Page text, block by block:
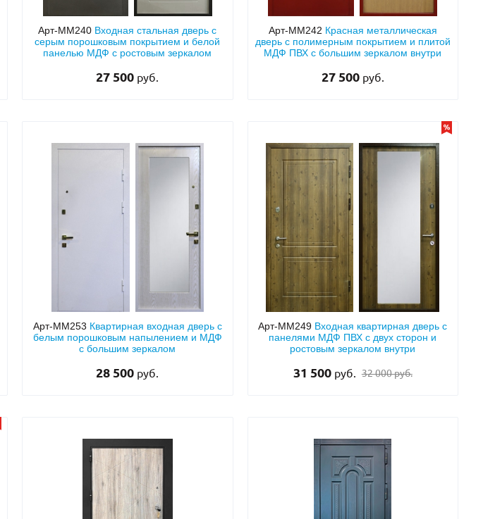
Арт-ММ240 Входная стальная дверь с
серым порошковым покрытием и белой
панелью МДФ с ростовым зеркалом
27 500 руб.
Арт-ММ242 Красная металлическая
дверь с полимерным покрытием и плитой
МДФ ПВХ с большим зеркалом внутри
27 500 руб.
Арт-ММ253 Квартирная входная дверь с
белым порошковым напылением и МДФ
с большим зеркалом
28 500 руб.
Арт-ММ249 Входная квартирная дверь с
панелями МДФ ПВХ с двух сторон и
ростовым зеркалом внутри
31 500 руб. 32 000 руб.